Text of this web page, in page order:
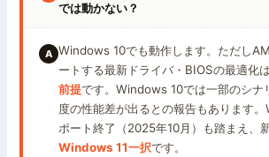
では動かない？
Windows 10でも動作します。ただし
ートする最新ドライバ・BIOSの最適化
前提です。Windows 10では一部のシナ
度の性能差が出るとの報告もあります
ポート終了（2025年10月）も踏まえ、
Windows 11一択です。